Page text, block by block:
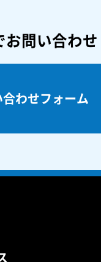
お問い合わせ
わせフォーム